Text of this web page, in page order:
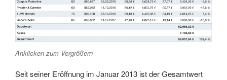
Anklicken zum Vergrößern
Seit seiner Eröffnung im Januar 2013 ist der Gesamtwert